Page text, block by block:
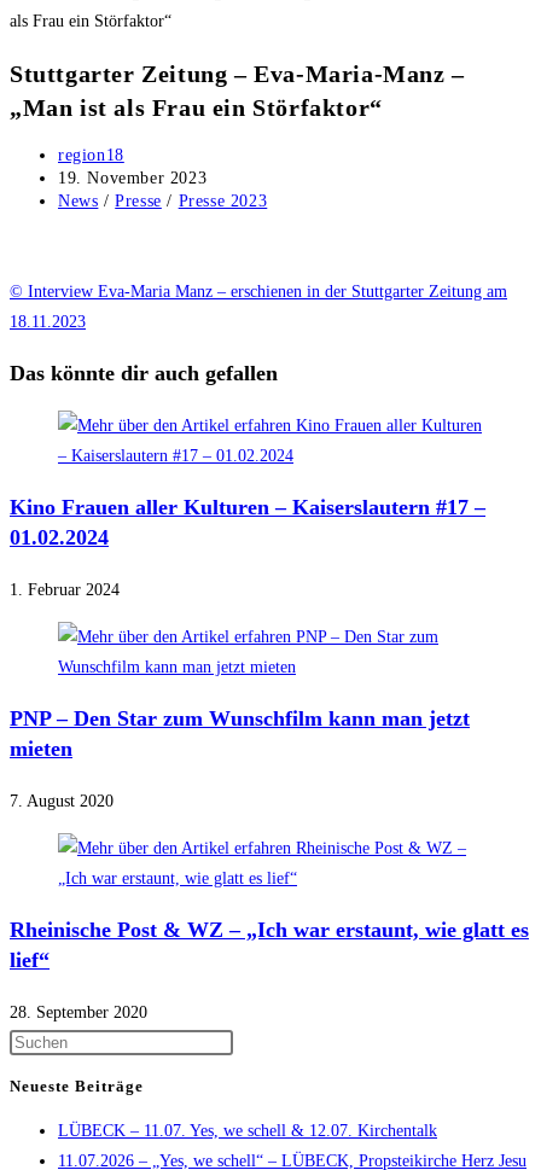
durchsuchen
Stuttgarter Zeitung – Eva-Maria-Manz –
„Man ist als Frau ein Störfaktor“
Beitrags-
Autor:
region18
Beitrag
veröffentlicht:
19. November 2023
Beitrags-
News / Presse / Presse 2023
© Interview Eva-Maria Manz – erschienen in der Stuttgarter Zeitung am
18.11.2023
Das könnte dir auch gefallen
Kino Frauen aller Kulturen – Kaiserslautern #17 –
01.02.2024
1. Februar 2024
PNP – Den Star zum Wunschfilm kann man jetzt
mieten
7. August 2020
Rheinische Post & WZ – „Ich war erstaunt, wie glatt es
lief“
28. September 2020
close
the
Neueste Beiträge
LÜBECK – 11.07. Yes, we schell & 12.07. Kirchentalk
11.07.2026 – „Yes, we schell“ – LÜBECK, Propsteikirche Herz Jesu